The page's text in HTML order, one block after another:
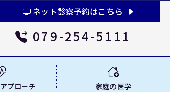
ネット診察予約はこちら
079-254-5111
アプローチ 家庭の医学